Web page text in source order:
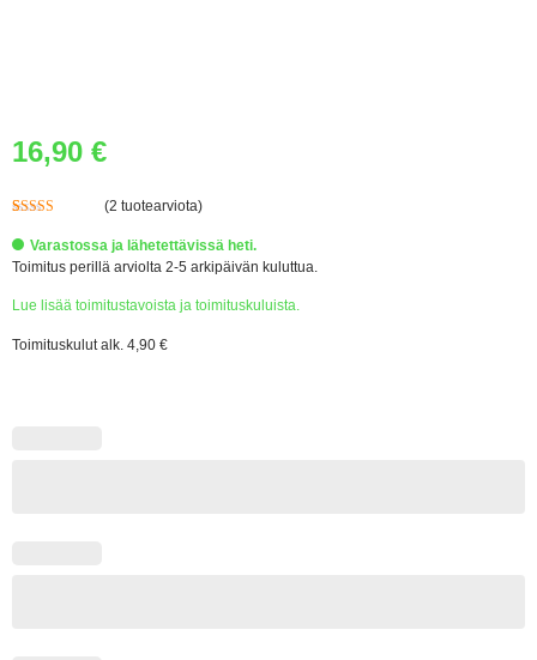
16,90 €
5:stä
perustuen
asiakkaan
(2 tuotearviota)
Varastossa ja lähetettävissä heti.
Toimitus perillä arviolta 2-5 arkipäivän kuluttua.
Lue lisää toimitustavoista ja toimituskuluista.
Toimituskulut alk. 4,90 €